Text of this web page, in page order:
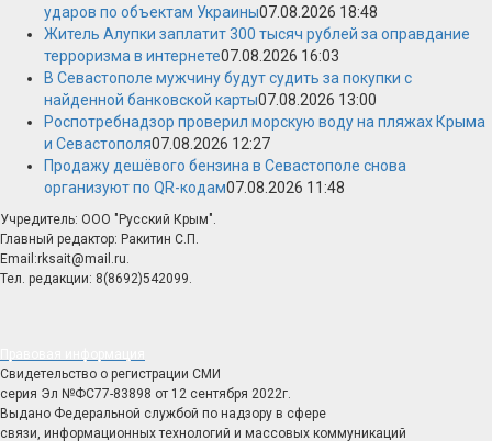
ударов по объектам Украины07.08.2026 18:48
Житель Алупки заплатит 300 тысяч рублей за оправдание
терроризма в интернете07.08.2026 16:03
В Севастополе мужчину будут судить за покупки с
найденной банковской карты07.08.2026 13:00
Роспотребнадзор проверил морскую воду на пляжах Крыма
и Севастополя07.08.2026 12:27
Продажу дешёвого бензина в Севастополе снова
организуют по QR-кодам07.08.2026 11:48
Учредитель: ООО "Русский Крым".
Главный редактор: Ракитин С.П.
Email:rksait@mail.ru.
Тел. редакции: 8(8692)542099.
Свидетельство о регистрации СМИ
серия Эл №ФС77-83898 от 12 сентября 2022г.
Выдано Федеральной службой по надзору в сфере
связи, информационных технологий и массовых коммуникаций